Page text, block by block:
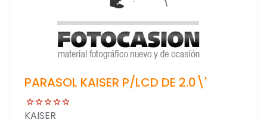
PARASOL KAISER P/LCD DE 2.0\'
KAISER